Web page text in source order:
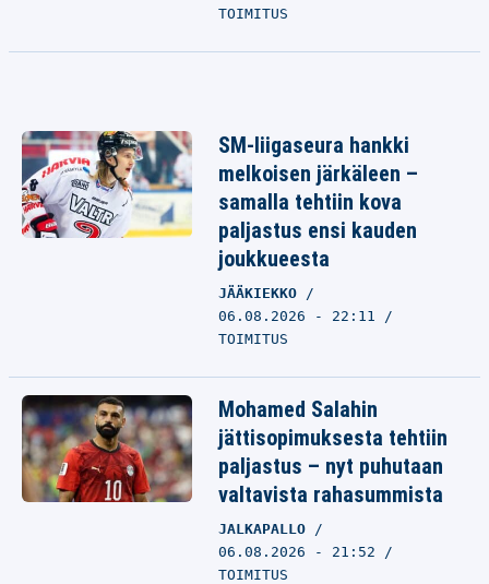
TOIMITUS
SM-liigaseura hankki
melkoisen järkäleen –
samalla tehtiin kova
paljastus ensi kauden
joukkueesta
JÄÄKIEKKO
06.08.2026 - 22:11
TOIMITUS
Mohamed Salahin
jättisopimuksesta tehtiin
paljastus – nyt puhutaan
valtavista rahasummista
JALKAPALLO
06.08.2026 - 21:52
TOIMITUS